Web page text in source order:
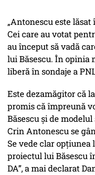
„Antonescu este
Cei care au votat
au început să vadă
lui Băsescu. În opinia
liberă în sondaje a
Este dezamăgitor că
promis că împreună
Băsescu și de
Crin Antonescu se
Se vede clar
proiectul lui Băsescu
DA”, a mai declarat